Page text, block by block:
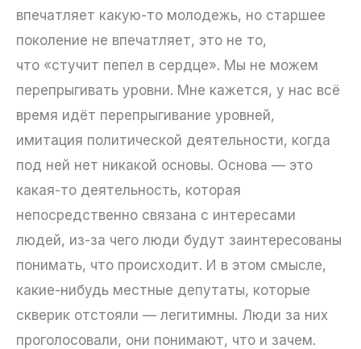
впечатляет какую-то молодежь, но старшее
поколение не впечатляет, это не то,
что «стучит пепел в сердце». Мы не можем
перепрыгивать уровни. Мне кажется, у нас всё
время идёт перепрыгивание уровней,
имитация политической деятельности, когда
под ней нет никакой основы. Основа — это
какая-то деятельность, которая
непосредственно связана с интересами
людей, из-за чего люди будут заинтересованы
понимать, что происходит. И в этом смысле,
какие-нибудь местные депутаты, которые
скверик отстояли — легитимны. Люди за них
проголосовали, они понимают, что и зачем.